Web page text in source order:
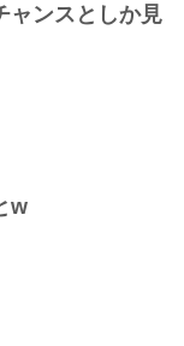
ャンスとしか見
w